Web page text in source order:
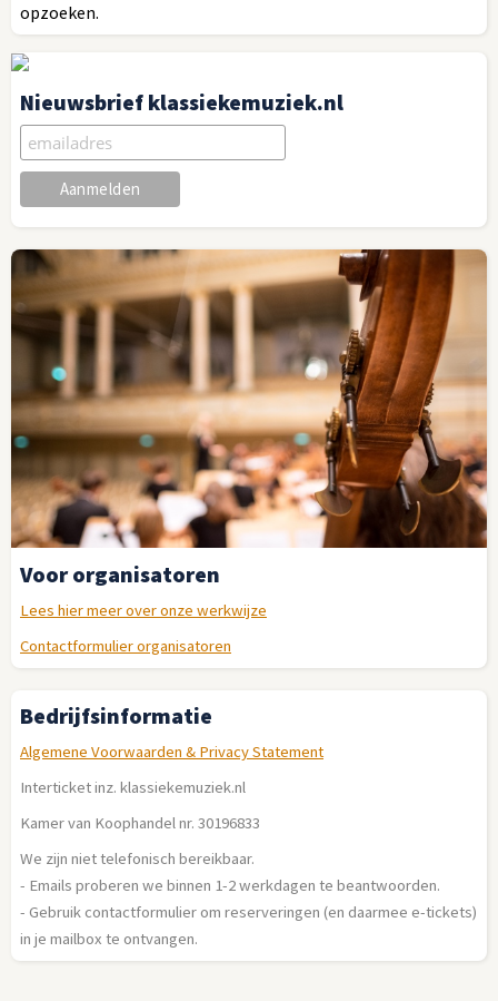
opzoeken.
Nieuwsbrief klassiekemuziek.nl
Voor organisatoren
Lees hier meer over onze werkwijze
Contactformulier organisatoren
Bedrijfsinformatie
Algemene Voorwaarden & Privacy Statement
Interticket inz. klassiekemuziek.nl
Kamer van Koophandel nr. 30196833
We zijn niet telefonisch bereikbaar.
- Emails proberen we binnen 1-2 werkdagen te beantwoorden.
- Gebruik contactformulier om reserveringen (en daarmee e-tickets)
in je mailbox te ontvangen.